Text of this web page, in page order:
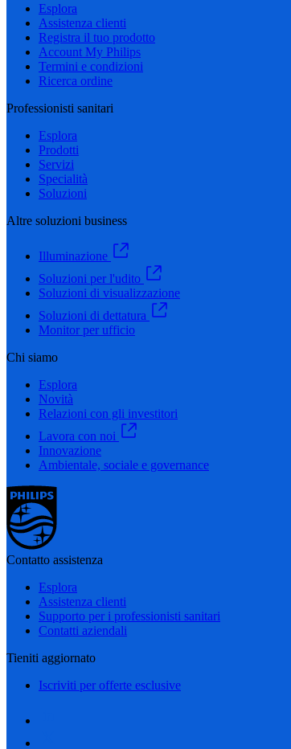
Esplora
Assistenza clienti
Registra il tuo prodotto
Account My Philips
Termini e condizioni
Ricerca ordine
Professionisti sanitari
Esplora
Prodotti
Servizi
Specialità
Soluzioni
Altre soluzioni business
Illuminazione
Soluzioni per l'udito
Soluzioni di visualizzazione
Soluzioni di dettatura
Monitor per ufficio
Chi siamo
Esplora
Novità
Relazioni con gli investitori
Lavora con noi
Innovazione
Ambientale, sociale e governance
Contatto assistenza
Esplora
Assistenza clienti
Supporto per i professionisti sanitari
Contatti aziendali
Tieniti aggiornato
Iscriviti per offerte esclusive